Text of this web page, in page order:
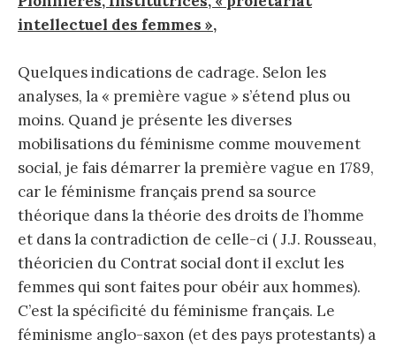
intellectuel des femmes »,
Quelques indications de cadrage. Selon les
analyses, la « première vague » s’étend plus ou
moins. Quand je présente les diverses
mobilisations du féminisme comme mouvement
social, je fais démarrer la première vague en 1789,
car le féminisme français prend sa source
théorique dans la théorie des droits de l’homme
et dans la contradiction de celle-ci ( J.J. Rousseau,
théoricien du Contrat social dont il exclut les
femmes qui sont faites pour obéir aux hommes).
C’est la spécificité du féminisme français. Le
féminisme anglo-saxon (et des pays protestants) a